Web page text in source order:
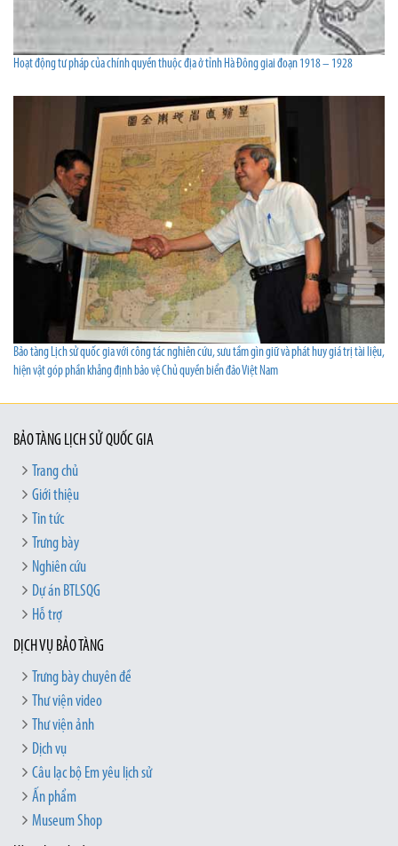
Hoạt động tư pháp của chính quyền thuộc địa ở tỉnh Hà Đông giai đoạn 1918 – 1928
Bảo tàng Lịch sử quốc gia với công tác nghiên cứu, sưu tầm gìn giữ và phát huy giá trị tài liệu,
hiện vật góp phần khẳng định bảo vệ Chủ quyền biển đảo Việt Nam
BẢO TÀNG LỊCH SỬ QUỐC GIA
Trang chủ
Giới thiệu
Tin tức
Trưng bày
Nghiên cứu
Dự án BTLSQG
Hỗ trợ
DỊCH VỤ BẢO TÀNG
Trưng bày chuyên đề
Thư viện video
Thư viện ảnh
Dịch vụ
Câu lạc bộ Em yêu lịch sử
Ấn phẩm
Museum Shop